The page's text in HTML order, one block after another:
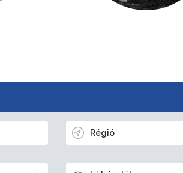
Régió